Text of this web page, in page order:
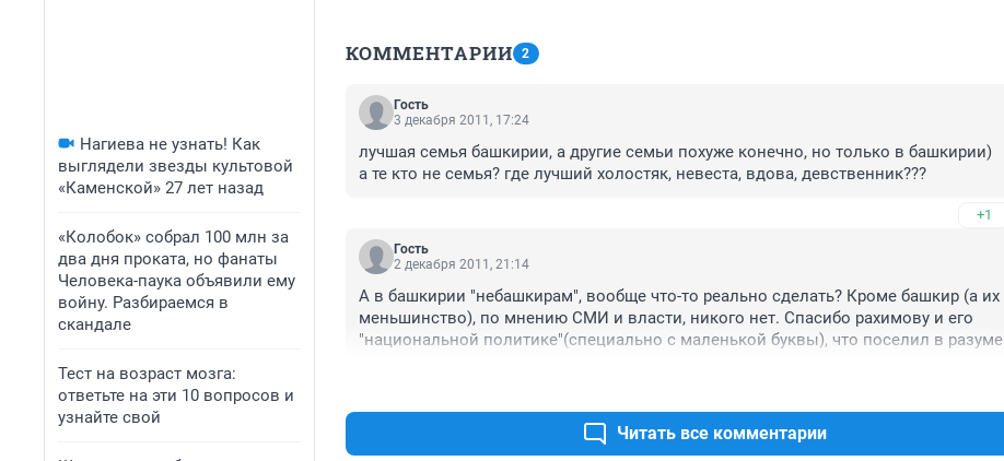
Нагиева не узнать! Как
выглядели звезды культовой
«Каменской» 27 лет назад
«Колобок» собрал 100 млн за
два дня проката, но фанаты
Человека-паука объявили ему
войну. Разбираемся в
скандале
Тест на возраст мозга:
ответьте на эти 10 вопросов и
узнайте свой
КОММЕНТАРИИ 2
Гость
3 декабря 2011, 17:24
лучшая семья башкирии, а другие семьи похуже конечно, но только в башкирии)
а те кто не семья? где лучший холостяк, невеста, вдова, девственник???
+1
Гость
2 декабря 2011, 21:14
А в башкирии "небашкирам", вообще что-то реально сделать? Кроме башкир (а их
меньшинство), по мнению СМИ и власти, никого нет. Спасибо рахимову и его
"национальной политике"(специально с маленькой буквы), что поселил в разуме
Читать все комментарии